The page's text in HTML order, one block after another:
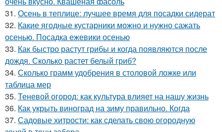
31. Осень в теплице: лучшее время для посадки сидерат
32. Какие ягодные кустарники можно и нужно сажать
осенью. Посадка ежевики осенью
33. Как быстро растут грибы и когда появляются после
дождя. Сколько растет белый гриб?
34. Сколько грамм удобрения в столовой ложке или
таблица мер
35. Теневой огород: как культура влияет на нашу жизнь
36. Как укрыть виноград на зиму правильно. Когда
37. Садовые хитрости: как сделать свою огородную